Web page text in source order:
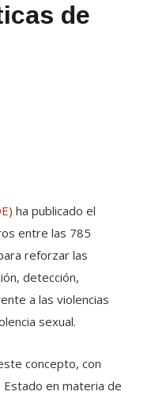
de
ha publicado el
entre las 785
reforzar las
detección,
a las violencias
sexual.
concepto, con
en materia de